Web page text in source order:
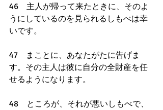
46　主人が帰って来たときに、そのよ
うにしているのを見られるしもべは幸
いです。
47　まことに、あなたがたに告げま
す。その主人は彼に自分の全財産を任
せるようになります。
48　ところが、それが悪いしもべで、